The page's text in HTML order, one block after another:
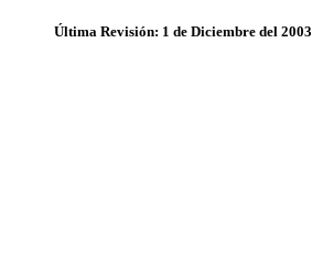
Última Revisión: 1 de Diciembre del 2003